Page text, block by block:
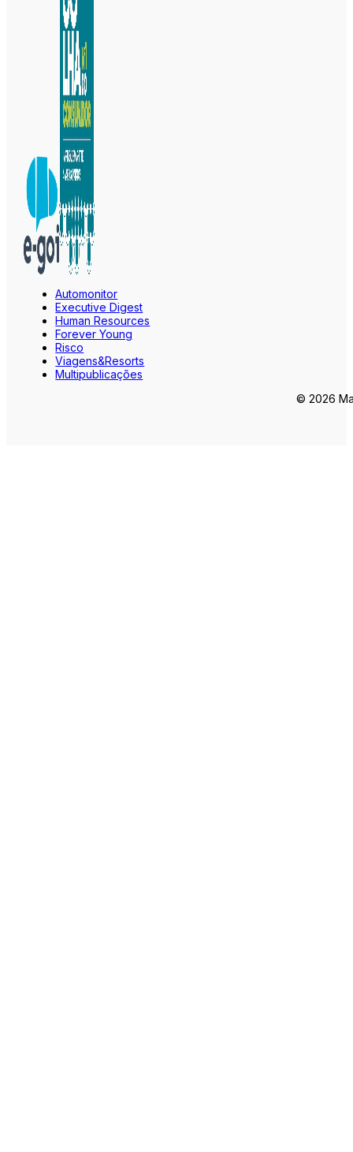
Automonitor
Executive Digest
Human Resources
Forever Young
Risco
Viagens&Resorts
Multipublicações
© 2026